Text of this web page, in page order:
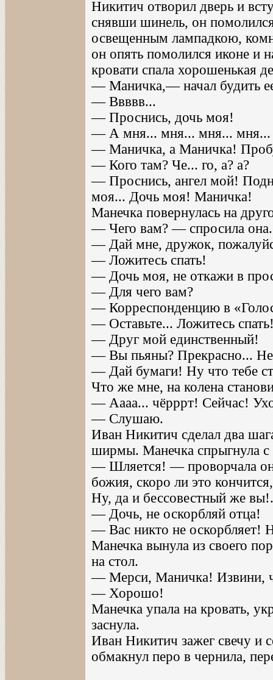
Никитич отворил дверь и
снявши шинель, он
освещенным лампадкою,
он опять помолился иконе и
кровати спала хорошенькая
— Маничка,— начал будить
— Ввввв...
— Проснись, дочь моя!
— А мня... мня... мня... мня...
— Маничка, а Маничка!
— Кого там? Че... го, а? а?
— Проснись, ангел мой!
моя... Дочь моя! Маничка!
Манечка повернулась на
— Чего вам? — спросила она.
— Дай мне, дружок,
— Ложитесь спать!
— Дочь моя, не откажи в
— Для чего вам?
— Корреспонденцию в
— Оставьте... Ложитесь
— Друг мой единственный!
— Вы пьяны? Прекрасно... Не
— Дай бумаги! Ну что тебе
Что же мне, на колена
— Аааа... чёрррт! Сейчас!
— Слушаю.
Иван Никитич сделал два
ширмы. Манечка спрыгнула с
— Шляется! — проворчала
божия, скоро ли это
Ну, да и бессовестный же
— Дочь, не оскорбляй отца!
— Вас никто не оскорбляет!
Манечка вынула из своего
на стол.
— Мерси, Маничка! Извини,
— Хорошо!
Манечка упала на кровать,
заснула.
Иван Никитич зажег свечу и
обмакнул перо в чернила,